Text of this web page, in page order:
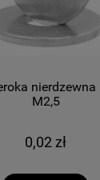
M2,5
0,02 zł